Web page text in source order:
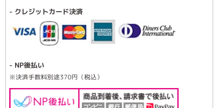
- クレジットカード決済
- NP後払い
※決済手数料別途370円（税込）